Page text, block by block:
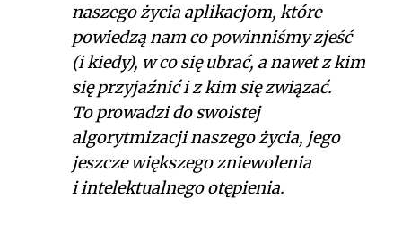
naszego życia aplikacjom, które
powiedzą nam co powinniśmy zjeść
(i kiedy), w co się ubrać, a nawet z kim
się przyjaźnić i z kim się związać.
To prowadzi do swoistej
algorytmizacji naszego życia, jego
jeszcze większego zniewolenia
i intelektualnego otępienia.